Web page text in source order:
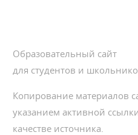
Образовательный сайт
для студентов и
Копирование материалов
указанием активной
качестве источника.